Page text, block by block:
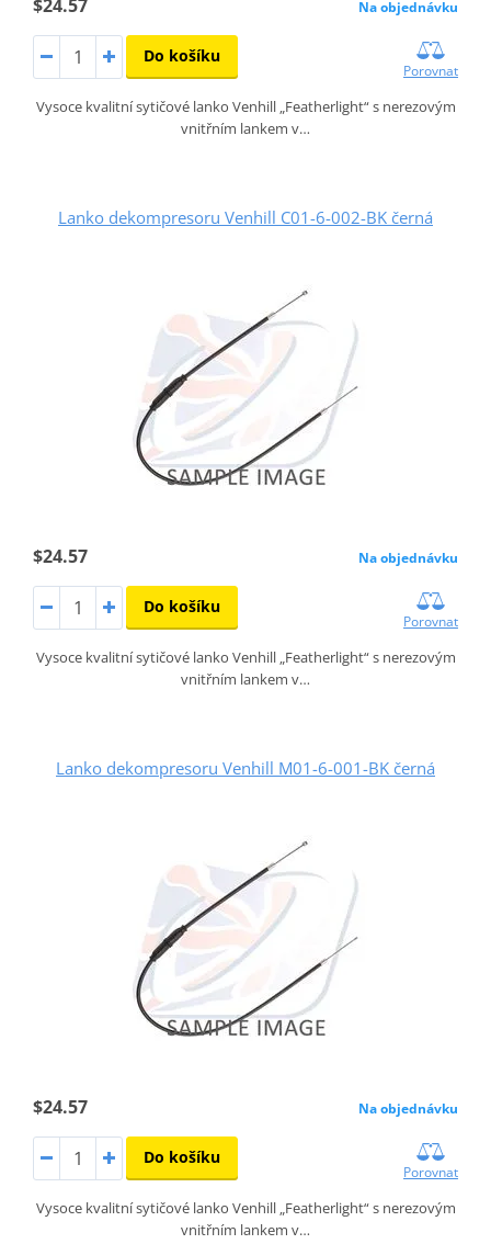
$24.57 Na objednávku
Do košíku
Porovnat
Vysoce kvalitní sytičové lanko Venhill „Featherlight“ s nerezovým
vnitřním lankem v…
Lanko dekompresoru Venhill C01-6-002-BK černá
$24.57 Na objednávku
Do košíku
Porovnat
Vysoce kvalitní sytičové lanko Venhill „Featherlight“ s nerezovým
vnitřním lankem v…
Lanko dekompresoru Venhill M01-6-001-BK černá
$24.57 Na objednávku
Do košíku
Porovnat
Vysoce kvalitní sytičové lanko Venhill „Featherlight“ s nerezovým
vnitřním lankem v…